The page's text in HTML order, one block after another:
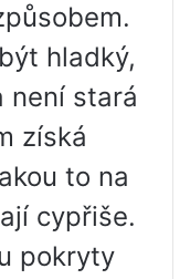
hladký,
není stará
získá
to na
cypřiše.
pokryty